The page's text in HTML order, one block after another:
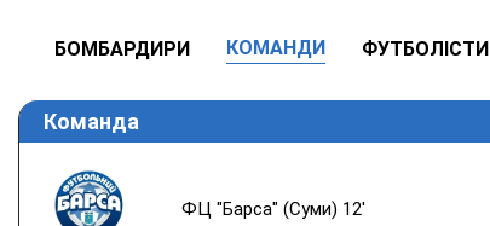
БОМБАРДИРИ КОМАНДИ ФУТБОЛІСТИ
Команда
ФЦ "Барса" (Суми) 12'